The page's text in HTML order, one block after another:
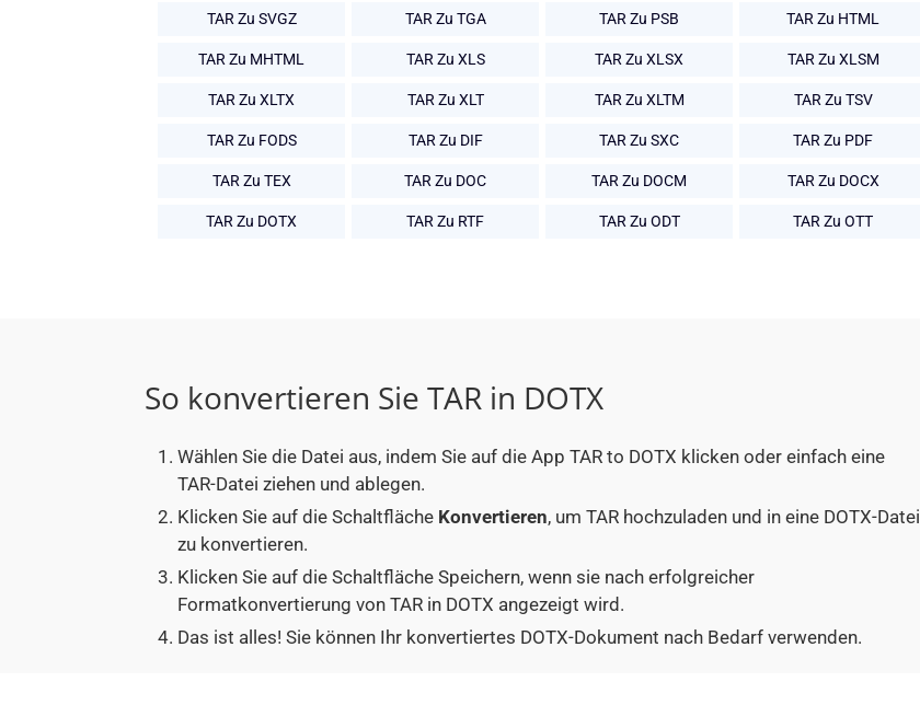
TAR Zu SVGZ TAR Zu TGA TAR Zu PSB TAR Zu HTML
TAR Zu MHTML TAR Zu XLS TAR Zu XLSX TAR Zu XLSM
TAR Zu XLTX TAR Zu XLT TAR Zu XLTM TAR Zu TSV
TAR Zu FODS TAR Zu DIF TAR Zu SXC TAR Zu PDF
TAR Zu TEX TAR Zu DOC TAR Zu DOCM TAR Zu DOCX
TAR Zu DOTX TAR Zu RTF TAR Zu ODT TAR Zu OTT
So konvertieren Sie TAR in DOTX
Wählen Sie die Datei aus, indem Sie auf die App TAR to DOTX klicken oder einfach eine
TAR-Datei ziehen und ablegen.
Klicken Sie auf die Schaltfläche Konvertieren, um TAR hochzuladen und in eine DOTX-Datei
zu konvertieren.
Klicken Sie auf die Schaltfläche Speichern, wenn sie nach erfolgreicher
Formatkonvertierung von TAR in DOTX angezeigt wird.
Das ist alles! Sie können Ihr konvertiertes DOTX-Dokument nach Bedarf verwenden.